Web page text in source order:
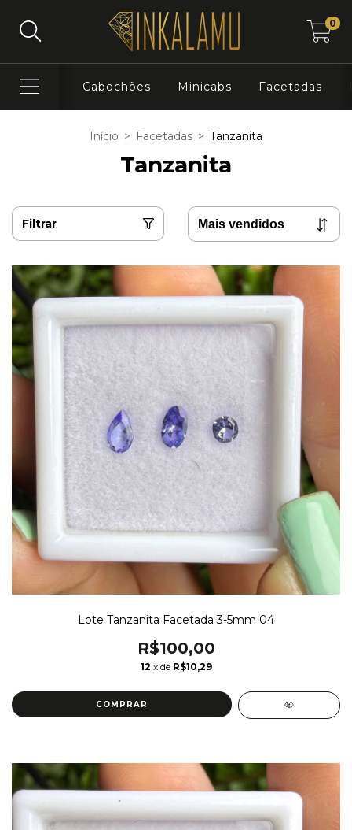
0
Cabochões Minicabs Facetadas
Início > Facetadas > Tanzanita
Tanzanita
Filtrar
Lote Tanzanita Facetada 3-5mm 04
R$100,00
12 x de R$10,29